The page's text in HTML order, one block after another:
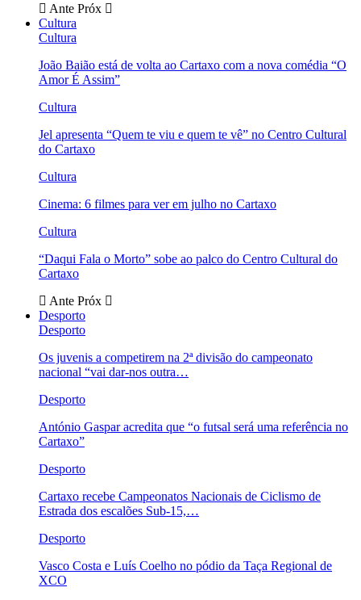
Ante Próx
Cultura
Cultura
João Baião está de volta ao Cartaxo com a nova comédia “O
Amor É Assim”
Cultura
Jel apresenta “Quem te viu e quem te vê” no Centro Cultural
do Cartaxo
Cultura
Cinema: 6 filmes para ver em julho no Cartaxo
Cultura
“Daqui Fala o Morto” sobe ao palco do Centro Cultural do
Cartaxo
Ante Próx
Desporto
Desporto
Os juvenis a competirem na 2ª divisão do campeonato
nacional “vai dar-nos outra…
Desporto
António Gaspar acredita que “o futsal será uma referência no
Cartaxo”
Desporto
Cartaxo recebe Campeonatos Nacionais de Ciclismo de
Estrada dos escalões Sub-15,…
Desporto
Vasco Costa e Luís Coelho no pódio da Taça Regional de
XCO